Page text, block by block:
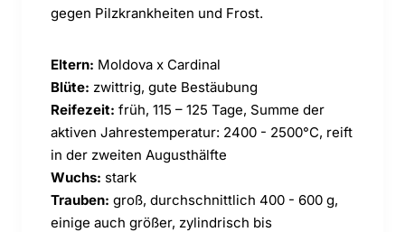
gegen Pilzkrankheiten und Frost.
Eltern: Moldova x Cardinal
Blüte: zwittrig, gute Bestäubung
Reifezeit: früh, 115 – 125 Tage, Summe der
aktiven Jahrestemperatur: 2400 - 2500°C, reift
in der zweiten Augusthälfte
Wuchs: stark
Trauben: groß, durchschnittlich 400 - 600 g,
einige auch größer, zylindrisch bis